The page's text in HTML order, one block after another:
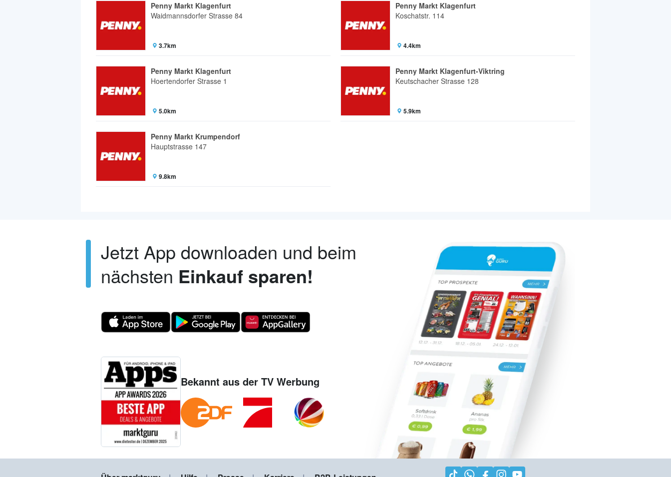
Penny Markt Klagenfurt
Waidmannsdorfer Strasse 84
3.7km
Penny Markt Klagenfurt
Koschatstr. 114
4.4km
Penny Markt Klagenfurt
Hoertendorfer Strasse 1
5.0km
Penny Markt Klagenfurt-Viktring
Keutschacher Strasse 128
5.9km
Penny Markt Krumpendorf
Hauptstrasse 147
9.8km
Jetzt App downloaden und beim
nächsten Einkauf sparen!
Bekannt aus der TV Werbung